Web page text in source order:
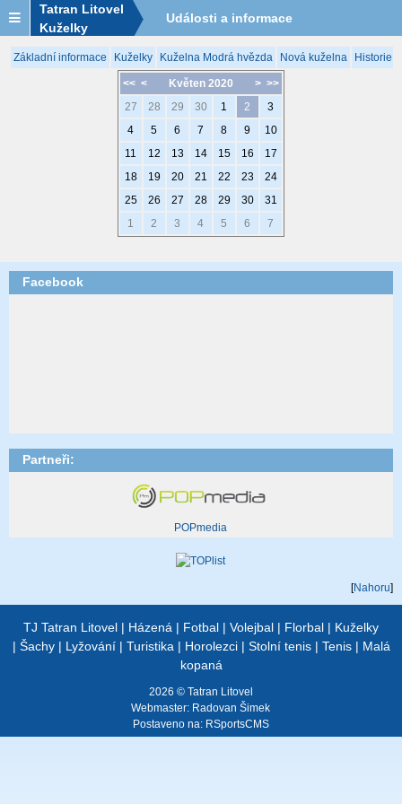
Tatran Litovel
Kuželky
Události a informace
Základní informace Kuželky Kuželna Modrá hvězda Nová kuželna Historie
<< < > >>
Květen 2020
27
28 29 30 1 2
3
4
5 6 7 8 9
10
11
12 13 14 15 16
17
18
19 20 21 22 23
24
25
26 27 28 29 30
31
1
2 3 4 5 6 7
Facebook
Partneři:
POPmedia
[Nahoru]
TJ Tatran Litovel | Házená | Fotbal | Volejbal | Florbal | Kuželky
| Šachy| Lyžování| Turistika | Horolezci| Stolní tenis| Tenis| Malá
kopaná
2026 © Tatran Litovel
Webmaster: Radovan Šimek
Postaveno na: RSportsCMS